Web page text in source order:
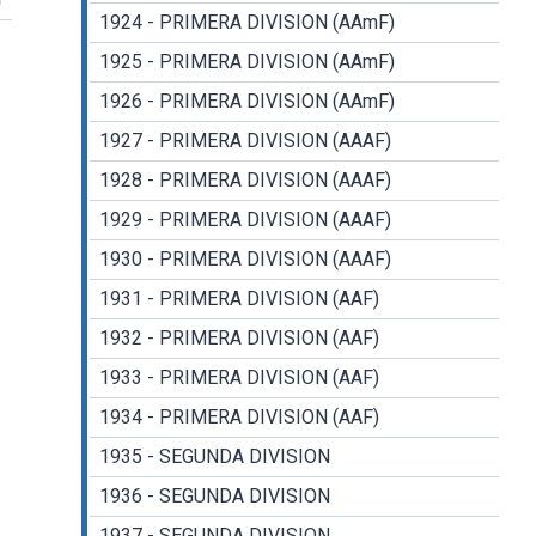
1924 - PRIMERA DIVISION (AAmF)
1925 - PRIMERA DIVISION (AAmF)
1926 - PRIMERA DIVISION (AAmF)
1927 - PRIMERA DIVISION (AAAF)
1928 - PRIMERA DIVISION (AAAF)
1929 - PRIMERA DIVISION (AAAF)
1930 - PRIMERA DIVISION (AAAF)
1931 - PRIMERA DIVISION (AAF)
1932 - PRIMERA DIVISION (AAF)
1933 - PRIMERA DIVISION (AAF)
1934 - PRIMERA DIVISION (AAF)
1935 - SEGUNDA DIVISION
1936 - SEGUNDA DIVISION